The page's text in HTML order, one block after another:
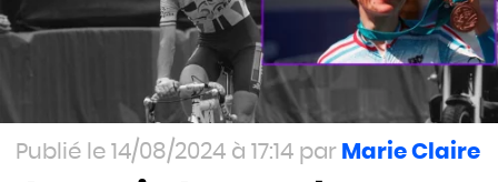
14/08/2024 à 17:14 Marie Claire